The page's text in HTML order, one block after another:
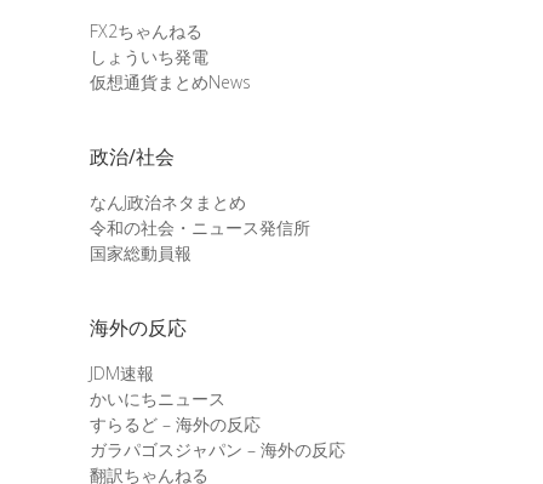
FX2ちゃんねる
しょういち発電
仮想通貨まとめNews
政治/社会
なんJ政治ネタまとめ
令和の社会・ニュース発信所
国家総動員報
海外の反応
JDM速報
かいにちニュース
すらるど – 海外の反応
ガラパゴスジャパン – 海外の反応
翻訳ちゃんねる